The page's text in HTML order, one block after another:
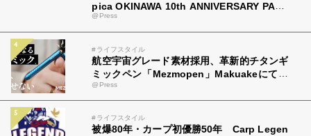
pica OKINAWA 10th ANNIVERSARY PART
Y FINAL】×【OZworld "369ノ3" 全国ツア
ー FINAL】同時開催決定！！
@Press
#ライフスタイル
航空宇宙グレード素材採用、革新的チタンギ
ミックペン「Mezmopen」Makuakeにて先
行発売開始
@Press
#ライフスタイル
被爆80年・カープ初優勝50年 Carp Legen